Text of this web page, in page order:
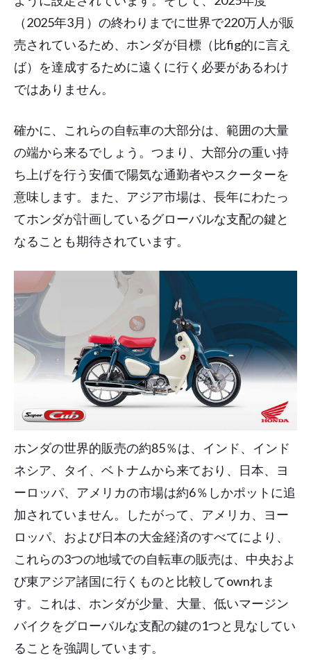
（2025年3月）の終わりまでに世界で220万人が販
売されているため、ホンダが目標（比fig的に言え
ば）を達成するために遠くに行く必要があるわけ
ではありません。
確かに、これらの自転車の大部分は、範囲の大量
の端から来るでしょう。つまり、大部分の重い持
ち上げを行う安価で陽気な通勤者やスクーターを
意味します。また、アジア市場は、長年にわたっ
てホンダが計画しているグローバルな支配の鍵と
なることも期待されています。
ホンダの世界的販売の約85％は、インド、インド
ネシア、タイ、ベトナムから来ており、日本、ヨ
ーロッパ、アメリカの市場は約6％しかポットに追
加されていません。したがって、アメリカ、ヨー
ロッパ、および日本の大金経済のすべてにより、
これらの3つの地域での自転車の販売は、中央およ
び東アジア諸国に行くものと比較してownれま
す。これは、ホンダが少量、大量、低いマージン
バイクをグローバルな支配の鍵の1つと見なしてい
ることを強調しています。